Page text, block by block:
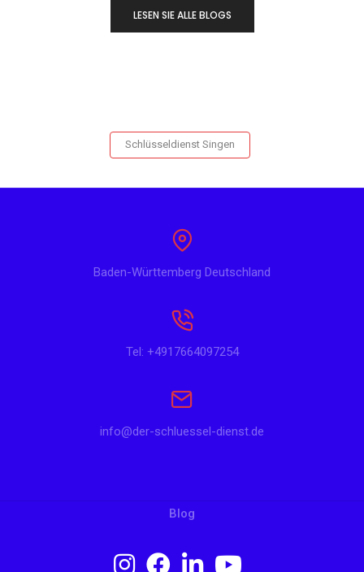
LESEN SIE ALLE BLOGS
Schlüsseldienst Singen
Baden-Württemberg Deutschland
Tel: +4917664097254
info@der-schluessel-dienst.de
Blog